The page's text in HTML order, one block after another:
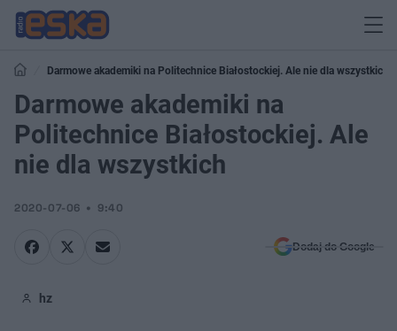
Darmowe akademiki na Politechnice Białostockiej. Ale nie dla wszystkich
Darmowe akademiki na
Politechnice Białostockiej. Ale
nie dla wszystkich
2020-07-06 9:40
Dodaj do Google
hz